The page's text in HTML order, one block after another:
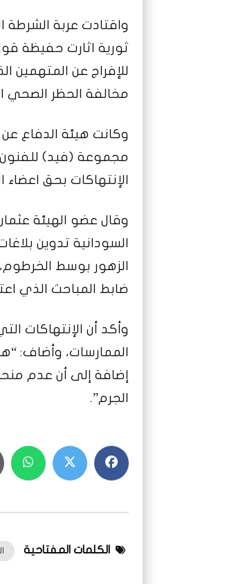
واقتادت عربة
ثورية اثارت حفيظة
للإفراج عن المتهمين
مخالفة الحظر الصحي
وكانت هيئة الدفاع
مجموعة (فيد)
الإنتهاكات بحق اعضاء
وقال عضو الهيئة
السودانية تدوين
الزهور بوسط
ضابط المباحث الذي
وأكد أن الإنتهاكات
الممارسات، وأضاف:
الجرم”.
الكلمات المفتاحية